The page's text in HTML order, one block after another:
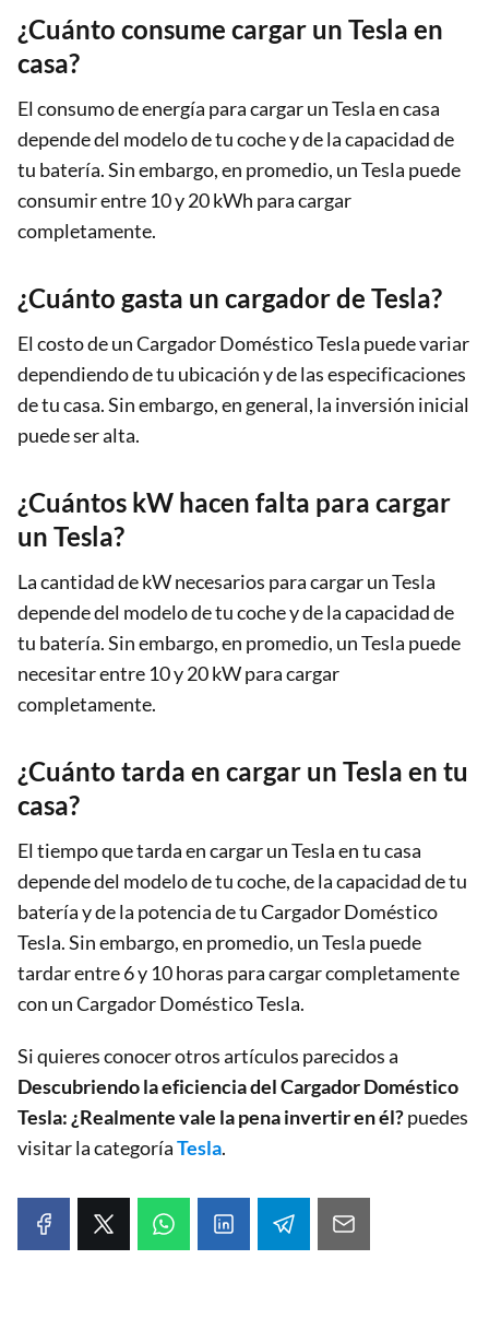
¿Cuánto consume cargar un Tesla en
casa?
El consumo de energía para cargar un Tesla en casa
depende del modelo de tu coche y de la capacidad de
tu batería. Sin embargo, en promedio, un Tesla puede
consumir entre 10 y 20 kWh para cargar
completamente.
¿Cuánto gasta un cargador de Tesla?
El costo de un Cargador Doméstico Tesla puede variar
dependiendo de tu ubicación y de las especificaciones
de tu casa. Sin embargo, en general, la inversión inicial
puede ser alta.
¿Cuántos kW hacen falta para cargar
un Tesla?
La cantidad de kW necesarios para cargar un Tesla
depende del modelo de tu coche y de la capacidad de
tu batería. Sin embargo, en promedio, un Tesla puede
necesitar entre 10 y 20 kW para cargar
completamente.
¿Cuánto tarda en cargar un Tesla en tu
casa?
El tiempo que tarda en cargar un Tesla en tu casa
depende del modelo de tu coche, de la capacidad de tu
batería y de la potencia de tu Cargador Doméstico
Tesla. Sin embargo, en promedio, un Tesla puede
tardar entre 6 y 10 horas para cargar completamente
con un Cargador Doméstico Tesla.
Si quieres conocer otros artículos parecidos a
Descubriendo la eficiencia del Cargador Doméstico
Tesla: ¿Realmente vale la pena invertir en él?puedes
visitar la categoríaTesla.